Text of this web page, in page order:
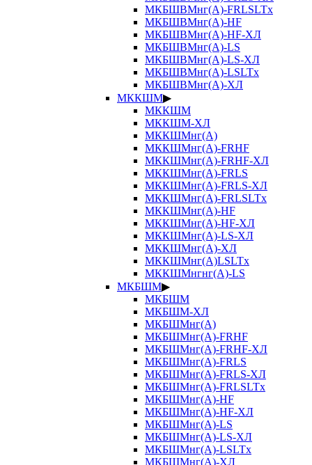
МКБШВМнг(А)-FRLSLTx
МКБШВМнг(А)-HF
МКБШВМнг(А)-HF-ХЛ
МКБШВМнг(А)-LS
МКБШВМнг(А)-LS-ХЛ
МКБШВМнг(А)-LSLTx
МКБШВМнг(А)-ХЛ
МККШМ▶
МККШМ
МККШМ-ХЛ
МККШМнг(А)
МККШМнг(А)-FRHF
МККШМнг(А)-FRHF-ХЛ
МККШМнг(А)-FRLS
МККШМнг(А)-FRLS-ХЛ
МККШМнг(А)-FRLSLTx
МККШМнг(А)-HF
МККШМнг(А)-HF-ХЛ
МККШМнг(А)-LS-ХЛ
МККШМнг(А)-ХЛ
МККШМнг(А)LSLTx
МККШМнгнг(А)-LS
МКБШМ▶
МКБШМ
МКБШМ-ХЛ
МКБШМнг(А)
МКБШМнг(А)-FRHF
МКБШМнг(А)-FRHF-ХЛ
МКБШМнг(А)-FRLS
МКБШМнг(А)-FRLS-ХЛ
МКБШМнг(А)-FRLSLTx
МКБШМнг(А)-HF
МКБШМнг(А)-HF-ХЛ
МКБШМнг(А)-LS
МКБШМнг(А)-LS-ХЛ
МКБШМнг(А)-LSLTx
МКБШМнг(А)-ХЛ